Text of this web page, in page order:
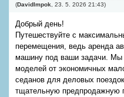
(DavidImpok 23. 5. 2026 21:43)
Добрый день!
Путешествуйте с
перемещения, ведь аренда
машину под ваши задачи. Мы
моделей от экономичных
седанов для деловых
тщательную предпродажную